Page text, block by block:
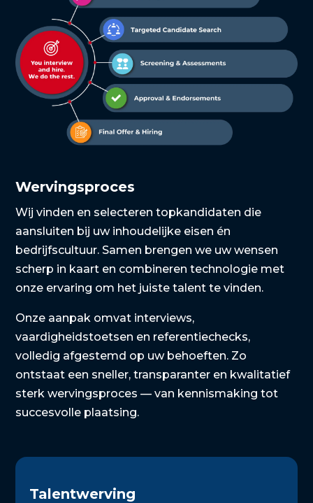
Wervingsproces
Wij vinden en selecteren topkandidaten die
aansluiten bij uw inhoudelijke eisen én
bedrijfscultuur. Samen brengen we uw wensen
scherp in kaart en combineren technologie met
onze ervaring om het juiste talent te vinden.
Onze aanpak omvat interviews,
vaardigheidstoetsen en referentiechecks,
volledig afgestemd op uw behoeften. Zo
ontstaat een sneller, transparanter en kwalitatief
sterk wervingsproces — van kennismaking tot
succesvolle plaatsing.
Talentwerving